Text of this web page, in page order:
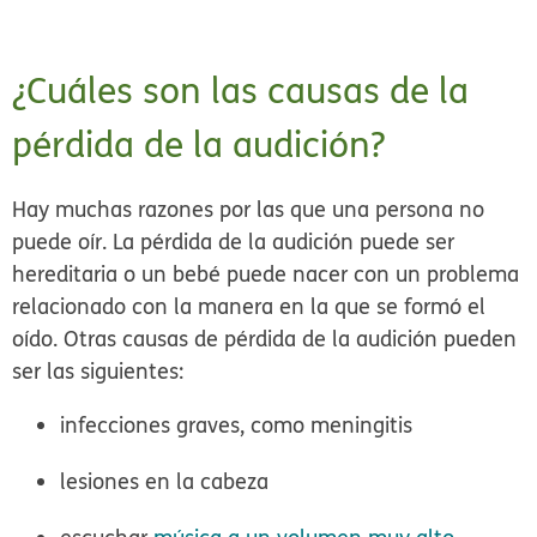
¿Cuáles son las causas de la
pérdida de la audición?
Hay muchas razones por las que una persona no
puede oír. La pérdida de la audición puede ser
hereditaria o un bebé puede nacer con un problema
relacionado con la manera en la que se formó el
oído. Otras causas de pérdida de la audición pueden
ser las siguientes:
infecciones graves, como meningitis
lesiones en la cabeza